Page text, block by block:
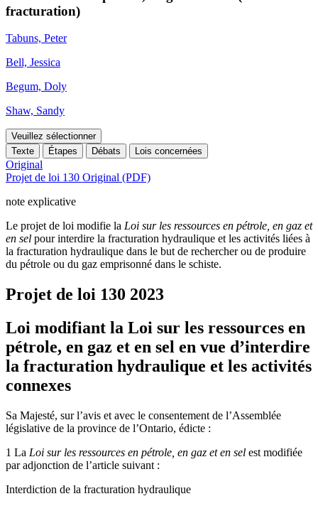
fracturation)
Tabuns, Peter
Bell, Jessica
Begum, Doly
Shaw, Sandy
Veuillez sélectionner
Texte
Étapes Débats Lois concernées
Original
Projet de loi 130 Original (PDF)
note explicative
Le projet de loi modifie la Loi sur les ressources en pétrole, en gaz et
en sel pour interdire la fracturation hydraulique et les activités liées à
la fracturation hydraulique dans le but de rechercher ou de produire
du pétrole ou du gaz emprisonné dans le schiste.
Projet de loi 130 2023
Loi modifiant la Loi sur les ressources en
pétrole, en gaz et en sel en vue d’interdire
la fracturation hydraulique et les activités
connexes
Sa Majesté, sur l’avis et avec le consentement de l’Assemblée
législative de la province de l’Ontario, édicte :
1 La Loi sur les ressources en pétrole, en gaz et en sel est modifiée
par adjonction de l’article suivant :
Interdiction de la fracturation hydraulique